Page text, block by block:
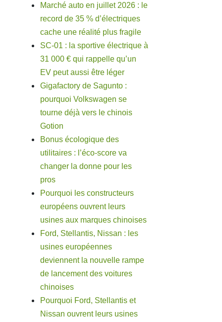
Marché auto en juillet 2026 : le
record de 35 % d’électriques
cache une réalité plus fragile
SC-01 : la sportive électrique à
31 000 € qui rappelle qu’un
EV peut aussi être léger
Gigafactory de Sagunto :
pourquoi Volkswagen se
tourne déjà vers le chinois
Gotion
Bonus écologique des
utilitaires : l’éco-score va
changer la donne pour les
pros
Pourquoi les constructeurs
européens ouvrent leurs
usines aux marques chinoises
Ford, Stellantis, Nissan : les
usines européennes
deviennent la nouvelle rampe
de lancement des voitures
chinoises
Pourquoi Ford, Stellantis et
Nissan ouvrent leurs usines